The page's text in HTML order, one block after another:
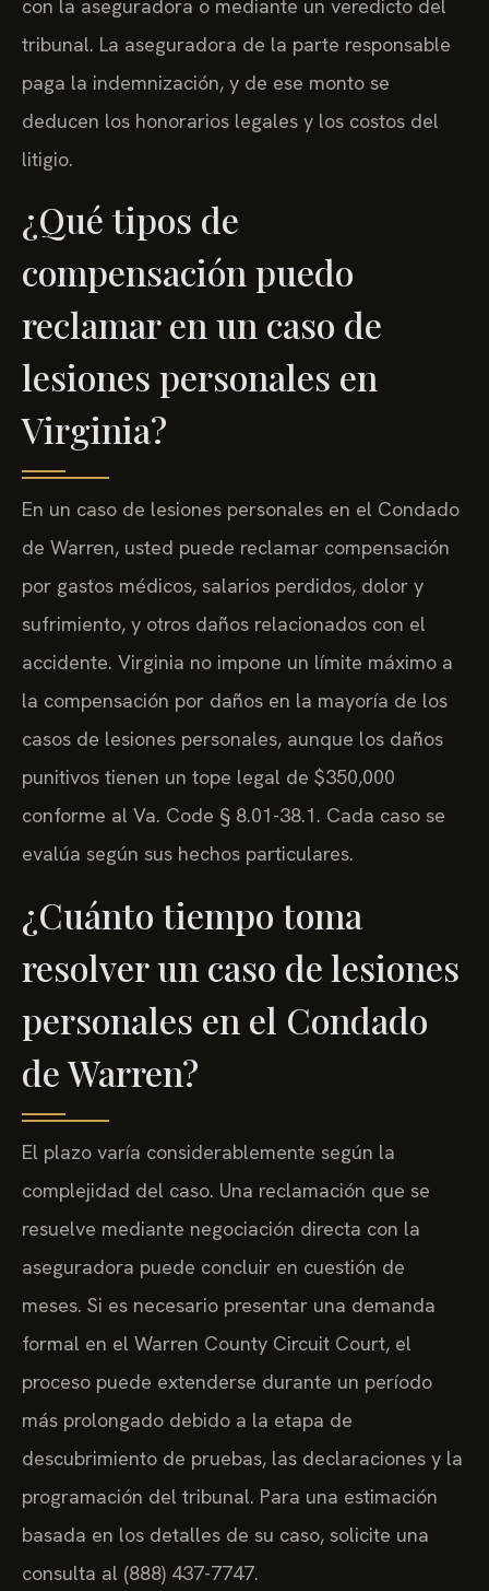
con la aseguradora o mediante un veredicto del
tribunal. La aseguradora de la parte responsable
paga la indemnización, y de ese monto se
deducen los honorarios legales y los costos del
litigio.
¿Qué tipos de
compensación puedo
reclamar en un caso de
lesiones personales en
Virginia?
En un caso de lesiones personales en el Condado
de Warren, usted puede reclamar compensación
por gastos médicos, salarios perdidos, dolor y
sufrimiento, y otros daños relacionados con el
accidente. Virginia no impone un límite máximo a
la compensación por daños en la mayoría de los
casos de lesiones personales, aunque los daños
punitivos tienen un tope legal de $350,000
conforme al Va. Code § 8.01-38.1. Cada caso se
evalúa según sus hechos particulares.
¿Cuánto tiempo toma
resolver un caso de lesiones
personales en el Condado
de Warren?
El plazo varía considerablemente según la
complejidad del caso. Una reclamación que se
resuelve mediante negociación directa con la
aseguradora puede concluir en cuestión de
meses. Si es necesario presentar una demanda
formal en el Warren County Circuit Court, el
proceso puede extenderse durante un período
más prolongado debido a la etapa de
descubrimiento de pruebas, las declaraciones y la
programación del tribunal. Para una estimación
basada en los detalles de su caso, solicite una
consulta al (888) 437-7747.